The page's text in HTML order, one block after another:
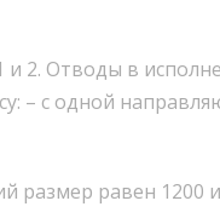
и 2. Отводы в
– с одной
размер равен 1200